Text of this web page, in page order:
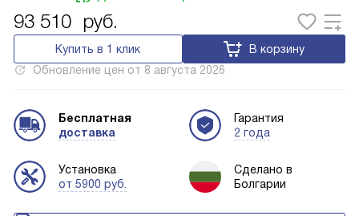
93 510 руб.
Купить в 1 клик
В корзину
Обновление цен от 8 августа 2026
Бесплатная
доставка
Установка
от 5900 руб.
Гарантия
2 года
Сделано в
Болгарии